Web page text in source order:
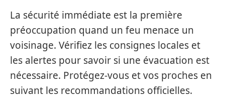
La sécurité immédiate est la première
préoccupation quand un feu menace un
voisinage. Vérifiez les consignes locales et
les alertes pour savoir si une évacuation est
nécessaire. Protégez-vous et vos proches en
suivant les recommandations officielles.